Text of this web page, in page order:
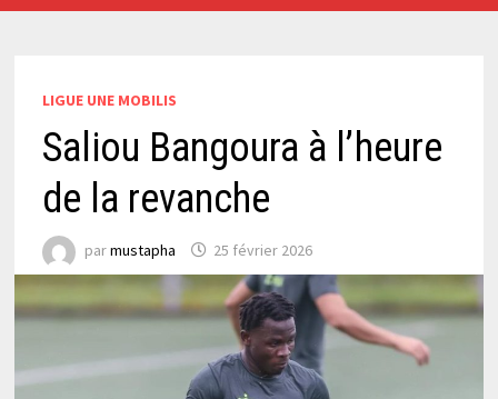
LIGUE UNE MOBILIS
Saliou Bangoura à l’heure
de la revanche
parmustapha 25 février 2026